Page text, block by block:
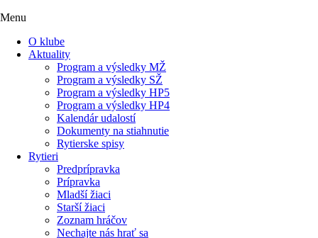
Menu
O klube
Aktuality
Program a výsledky MŽ
Program a výsledky SŽ
Program a výsledky HP5
Program a výsledky HP4
Kalendár udalostí
Dokumenty na stiahnutie
Rytierske spisy
Rytieri
Predprípravka
Prípravka
Mladší žiaci
Starší žiaci
Zoznam hráčov
Nechajte nás hrať sa